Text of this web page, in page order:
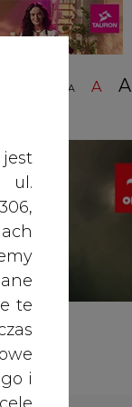
A A A
ul.
te
i